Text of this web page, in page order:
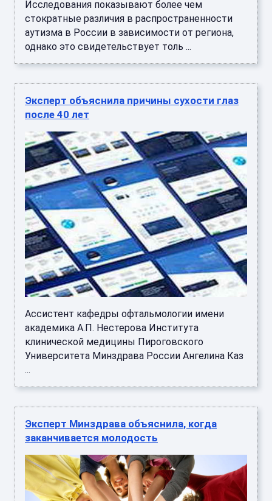
Исследования показывают более чем
стократные различия в распространенности
аутизма в России в зависимости от региона,
однако это свидетельствует толь ...
Эксперт объяснила причины сухости глаз
после 40 лет
Ассистент кафедры офтальмологии имени
академика А.П. Нестерова Института
клинической медицины Пироговского
Университета Минздрава России Ангелина Каз
...
Эксперт Минздрава объяснила, когда
заканчивается молодость